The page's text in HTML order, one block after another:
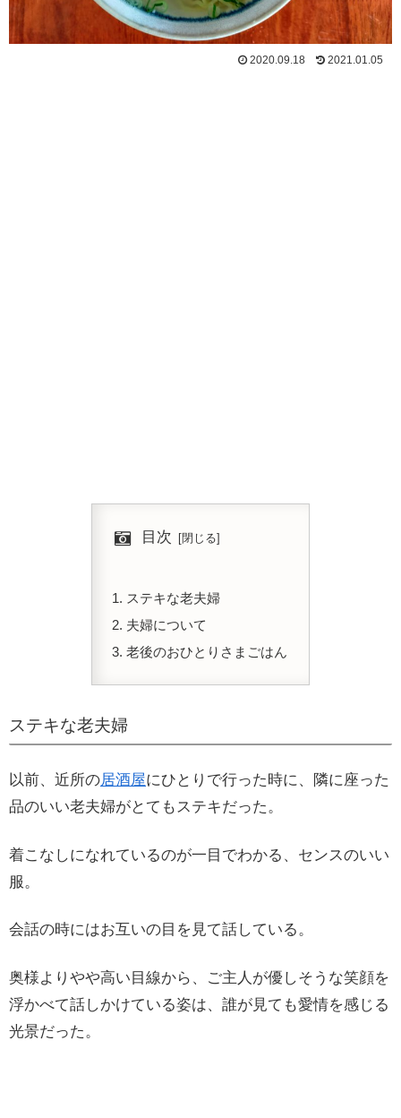
2020.09.18 2021.01.05
目次
ステキな老夫婦
夫婦について
老後のおひとりさまごはん
ステキな老夫婦
以前、近所の居酒屋にひとりで行った時に、隣に座った
品のいい老夫婦がとてもステキだった。
着こなしになれているのが一目でわかる、センスのいい
服。
会話の時にはお互いの目を見て話している。
奥様よりやや高い目線から、ご主人が優しそうな笑顔を
浮かべて話しかけている姿は、誰が見ても愛情を感じる
光景だった。